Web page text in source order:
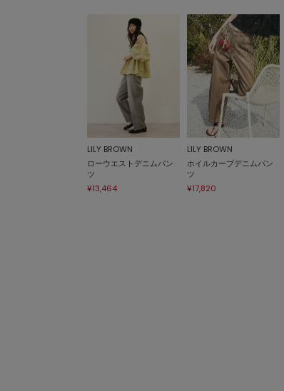
LILY BROWN
ローウエストデニムパン
ツ
¥13,464
LILY BROWN
ホイルカーブデニムパン
ツ
¥17,820